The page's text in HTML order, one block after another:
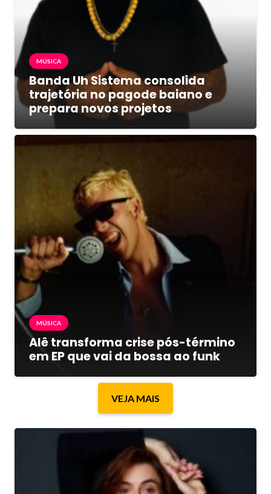
MÚSICA
Banda Uh Sistema consolida
trajetória no pagode baiano e
prepara novos projetos
MÚSICA
Alê transforma crise pós-término
em EP que vai da bossa ao funk
VEJA MAIS